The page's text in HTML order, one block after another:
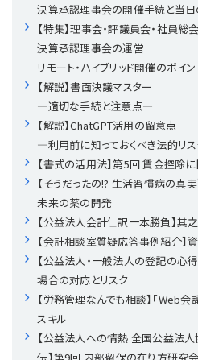
定款関連
法改正-法人運営
インボイス
電子帳簿保存法
法改正-法務
IT
論壇
カレンダー
NEWS・TOPIC・特報
【連載】オピニオンリーダーの
【連載】会計相談室
【連載】公益法人運営実務の
【連載】公益法人会計検定試験
【連載】公益法人のための「新
【連載】これからの時代の資産
【連載】採用・定着・育成のた
【連載】事例に学ぶ立入検査
【連載】シェアコモン200インタ
【連載】シェアコモン200 誌上
【連載】実務と税務のポイント
【連載】事務局だよりPLUS
【連載】テーマで紐解く逆引き
公益・一般法人オンラインとは
登録案内
専門誌一覧
お問合せ
プライバシーポリシー
決算承認理事会の開催手続と当日
【特集】理事会・評議員会・社員総
決算承認理事会の運営
リモート・ハイブリッド開催のポイン
【解説】書面決議マスター
―適切な手続と注意点―
【解説】ChatGPT活用の留意点
―利用前に知っておくべき法的リ
【書式の活用法】第5回 賃金控除
【そうだったの!? 生活習慣病の真
未来の薬の開発
【公益法人会計仕訳一本勝負】其
【会計相談室質疑応答事例紹介】
【公益法人・一般法人の登記の心
場合の対応とリスク
【労務管理なんでも相談】「Web会
スキル
【公益法人への情熱 全国公益法
伝】第9回 内部留保の在り方研究